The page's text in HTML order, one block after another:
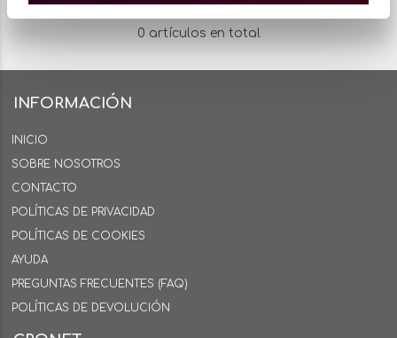
0 artículos en total
INFORMACIÓN
INICIO
SOBRE NOSOTROS
CONTACTO
POLÍTICAS DE PRIVACIDAD
POLÍTICAS DE COOKIES
AYUDA
PREGUNTAS FRECUENTES (FAQ)
POLÍTICAS DE DEVOLUCIÓN